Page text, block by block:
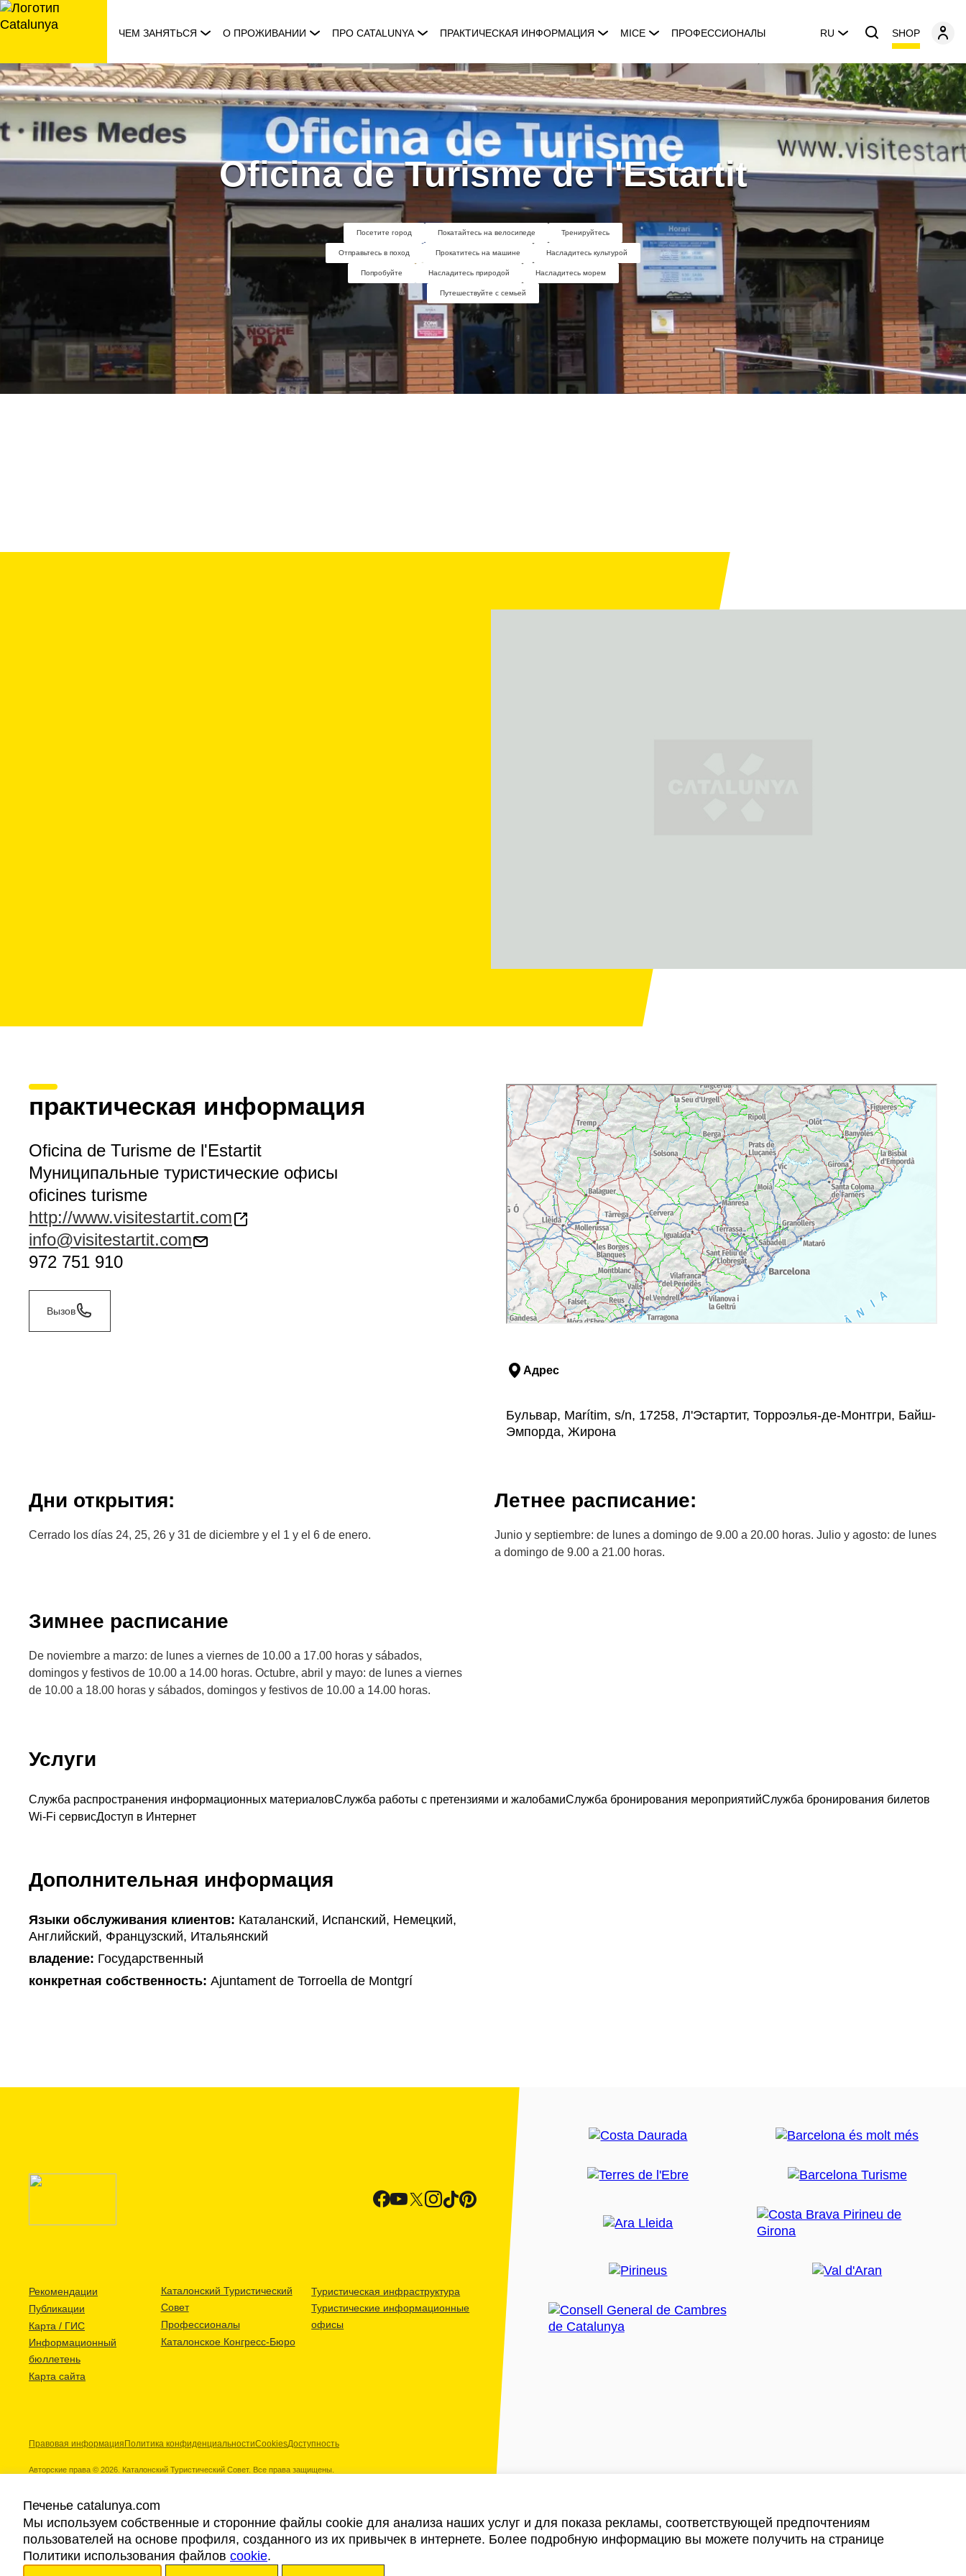
перейти
к
ЧЕМ ЗАНЯТЬСЯ О ПРОЖИВАНИИ ПРО CATALUNYA ПРАКТИЧЕСКАЯ ИНФОРМАЦИЯ MICE ПРОФЕССИОНАЛЫ RU SHOP
Oficina de Turisme de l'Estartit
Посетите город Покатайтесь на велосипеде Тренируйтесь
Отправьтесь в поход Прокатитесь на машине Насладитесь культурой
Попробуйте Насладитесь природой Насладитесь морем
Путешествуйте с семьей
практическая информация
Oficina de Turisme de l'Estartit
Муниципальные туристические офисы
oficines turisme
http://www.visitestartit.com
info@visitestartit.com
972 751 910
Вызов
Адрес
Бульвар, Marítim, s/n, 17258, Л'Эстартит, Торроэлья-де-Монтгри, Байш-
Эмпорда, Жирона
Дни открытия:
Cerrado los días 24, 25, 26 y 31 de diciembre y el 1 y el 6 de enero.
Летнее расписание:
Junio y septiembre: de lunes a domingo de 9.00 a 20.00 horas. Julio y agosto: de lunes
a domingo de 9.00 a 21.00 horas.
Зимнее расписание
De noviembre a marzo: de lunes a viernes de 10.00 a 17.00 horas y sábados,
domingos y festivos de 10.00 a 14.00 horas. Octubre, abril y mayo: de lunes a viernes
de 10.00 a 18.00 horas y sábados, domingos y festivos de 10.00 a 14.00 horas.
Услуги
Служба распространения информационных материаловСлужба работы с претензиями и жалобамиСлужба бронирования мероприятийСлужба бронирования билетов
Wi-Fi сервисДоступ в Интернет
Дополнительная информация
Языки обслуживания клиентов: Каталанский, Испанский, Немецкий,
Английский, Французский, Итальянский
владение: Государственный
конкретная собственность: Ajuntament de Torroella de Montgrí
Рекомендации
Публикации
Карта / ГИС
Информационный
бюллетень
Карта сайта
Каталонский Туристический
Совет
Профессионалы
Каталонское Конгресс-Бюро
Туристическая инфраструктура
Туристические информационные
офисы
Правовая информация Политика конфиденциальностиCookiesДоступность
Авторские права © 2026. Каталонский Туристический Совет. Все права защищены.
Наши партнеры
Печенье catalunya.com
Мы используем собственные и сторонние файлы cookie для анализа наших услуг и для показа рекламы, соответствующей предпочтениям
пользователей на основе профиля, созданного из их привычек в интернете. Более подробную информацию вы можете получить на странице
Политики использования файлов cookie.